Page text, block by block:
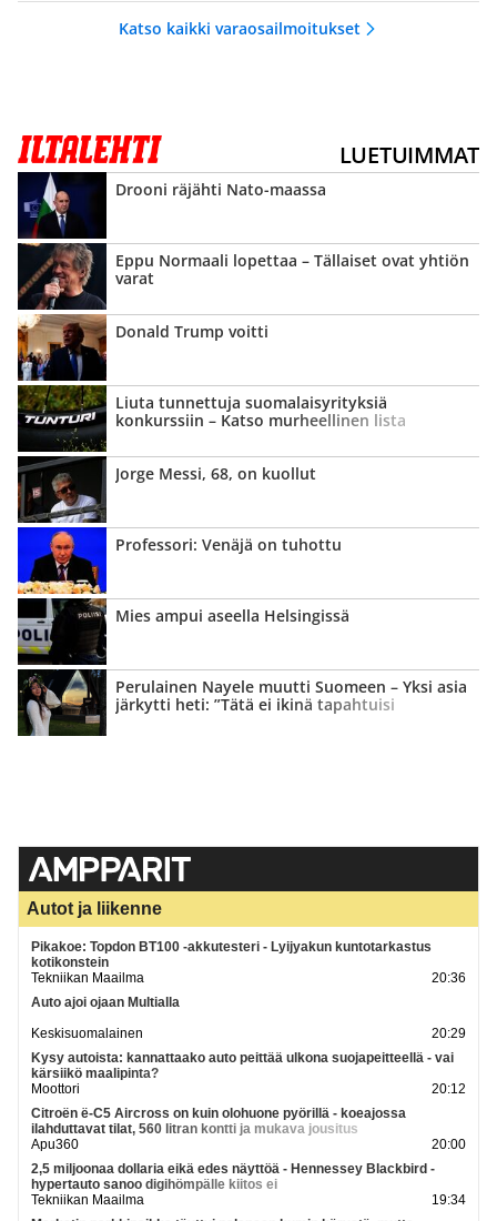
Katso kaikki varaosailmoitukset
LUETUIMMAT
Drooni räjähti Nato-maassa
Eppu Normaali lopettaa – Tällaiset ovat yhtiön
varat
Donald Trump voitti
Liuta tunnettuja suomalais­yrityksiä
konkurssiin – Katso murheellinen lista
Jorge Messi, 68, on kuollut
Professori: Venäjä on tuhottu
Mies ampui aseella Helsingissä
Perulainen Nayele muutti Suomeen – Yksi asia
järkytti heti: ”Tätä ei ikinä tapahtuisi
Autot ja liikenne
Pikakoe: Topdon BT100 -akkutesteri - Lyijyakun kuntotarkastus
kotikonstein
Tekniikan Maailma
20:36
Auto ajoi ojaan Multialla
Keskisuomalainen
20:29
Kysy autoista: kannattaako auto peittää ulkona suojapeitteellä - vai
kärsiikö maalipinta?
Moottori
20:12
Citroën ë-C5 Aircross on kuin olohuone pyörillä - koeajossa
ilahduttavat tilat, 560 litran kontti ja mukava jousitus
Apu360
20:00
2,5 miljoonaa dollaria eikä edes näyttöä - Hennessey Blackbird -
hypertauto sanoo digihömpälle kiitos ei
Tekniikan Maailma
19:34